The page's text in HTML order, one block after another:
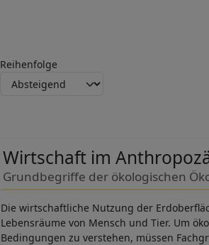
Reihenfolge
Wirtschaft im
Grundbegriffe der ökologischen
Die wirtschaftliche Nutzung der
Lebensräume von Mensch und Tier. Um
Bedingungen zu verstehen, müssen